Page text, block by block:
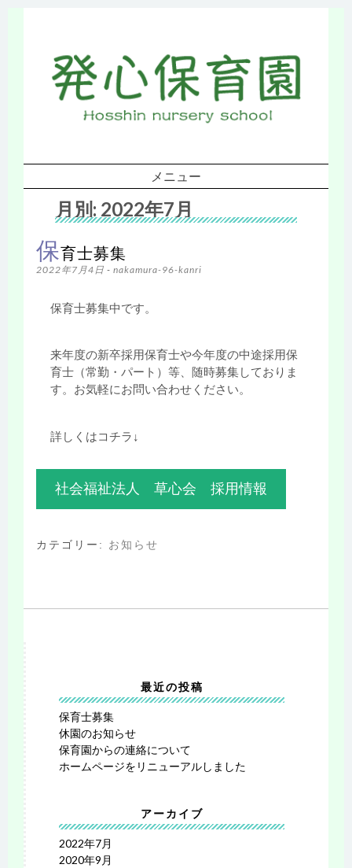
発心保育所ホ
ームページ
メニュー
コンテンツへスキップ
月別: 2022年7月
保育士募集
2022年7月4日 - nakamura-96-kanri
保育士募集中です。
来年度の新卒採用保育士や今年度の中途採用保
育士（常勤・パート）等、随時募集しておりま
す。お気軽にお問い合わせください。
詳しくはコチラ↓
社会福祉法人 草心会 採用情報
カテゴリー: お知らせ
最近の投稿
保育士募集
休園のお知らせ
保育園からの連絡について
ホームページをリニューアルしました
アーカイブ
2022年7月
2020年9月